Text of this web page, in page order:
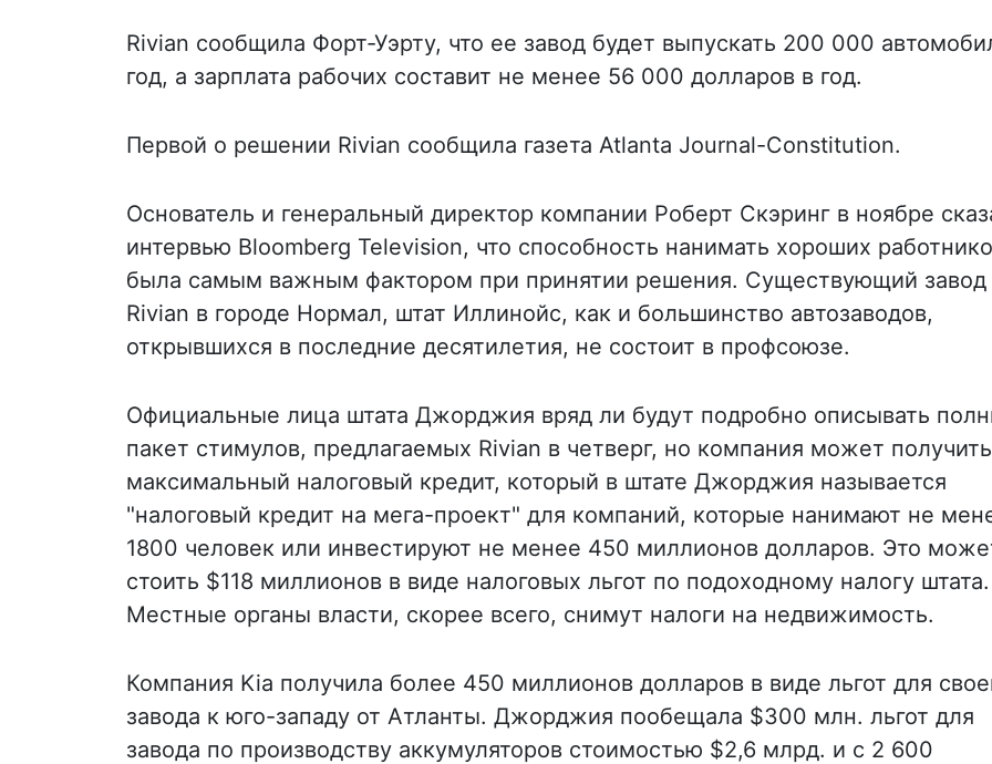
Rivian сообщила Форт-Уэрту, что ее завод будет выпускать 200 000
год, а зарплата рабочих составит не менее 56 000 долларов в год.
Первой о решении Rivian сообщила газета Atlanta Journal-Constitution.
Основатель и генеральный директор компании Роберт Скэринг в ноябре
интервью Bloomberg Television, что способность нанимать хороших
была самым важным фактором при принятии решения. Существующий завод
Rivian в городе Нормал, штат Иллинойс, как и большинство автозаводов,
открывшихся в последние десятилетия, не состоит в профсоюзе.
Официальные лица штата Джорджия вряд ли будут подробно описывать
пакет стимулов, предлагаемых Rivian в четверг, но компания может получить
максимальный налоговый кредит, который в штате Джорджия называется
"налоговый кредит на мега-проект" для компаний, которые нанимают не
1800 человек или инвестируют не менее 450 миллионов долларов. Это
стоить $118 миллионов в виде налоговых льгот по подоходному налогу штата.
Местные органы власти, скорее всего, снимут налоги на недвижимость.
Компания Kia получила более 450 миллионов долларов в виде льгот для
завода к юго-западу от Атланты. Джорджия пообещала $300 млн. льгот для
завода по производству аккумуляторов стоимостью $2,6 млрд. и с 2 600